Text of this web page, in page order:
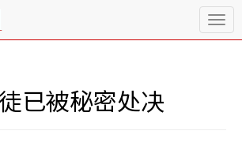
T
o
已被秘密处决